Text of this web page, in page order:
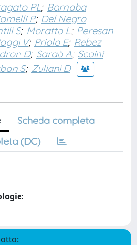
PL; Barnaba
P; Del Negro
S; Moratto L; Peresan
V; Priolo E; Rebez
D; Saraò A; Scaini
S; Zuliani D
Scheda completa
(DC)